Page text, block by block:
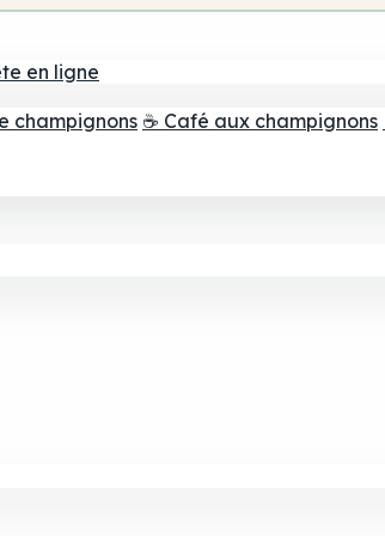
en ligne
champignons ☕ Café aux champignons